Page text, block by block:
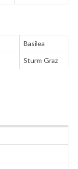
Basilea
Sturm Graz